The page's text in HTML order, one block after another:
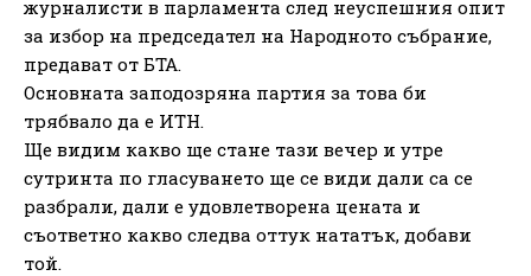
журналисти в парламента след неуспешния опит
за избор на председател на Народното събрание,
предават от БТА.
Основната заподозряна партия за това би
трябвало да е ИТН.
Ще видим какво ще стане тази вечер и утре
сутринта по гласуването ще се види дали са се
разбрали, дали е удовлетворена цената и
съответно какво следва оттук нататък, добави
той.